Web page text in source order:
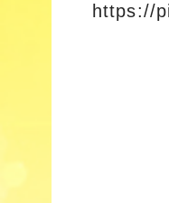
https://